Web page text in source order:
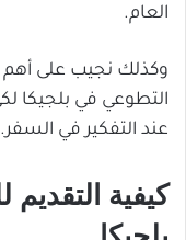
العام.
وكذلك نجيب على أهم
التطوعي في بلجيكا
عند التفكير في السفر.
كيفية